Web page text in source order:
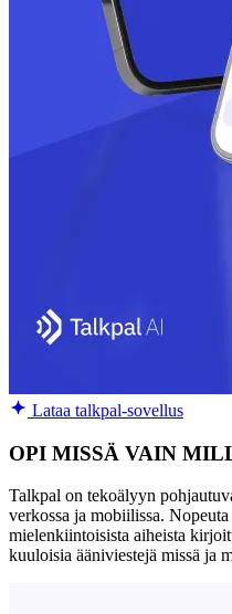
Lataa talkpal-sovellus
OPI MISSÄ VAIN
Talkpal on tekoälyyn
verkossa ja mobiilissa.
mielenkiintoisista aiheista
kuuloisia ääniviestejä missä ja